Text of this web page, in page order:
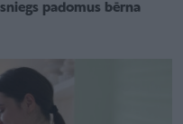
padomus bērna